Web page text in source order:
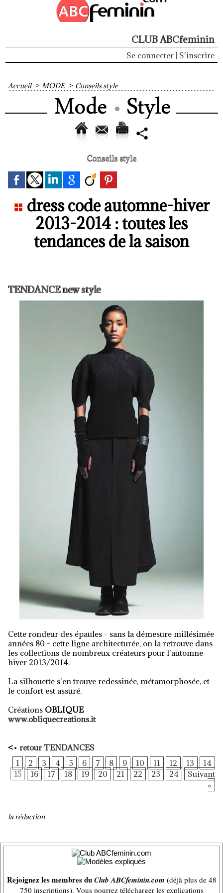
CLUB ABCfeminin
Se connecter S'inscrire
Accueil > MODE > Conseils style
Conseils style
dress code automne-hiver
2013-2014 : toutes les
tendances de la saison
TENDANCE new style
Cette rondeur des épaules - sans la démesure millésimée
années 80 - cette ligne architecturée, on la retrouve dans
les collections de nombreux créateurs pour l'automne-
hiver 2013/2014.
La silhouette s'en trouve redessinée, métamorphosée, et
le confort est assuré.
Créations OBLIQUE
www.obliquecreations.it
<• retour TENDANCES
1
2 3 4 5 6 7 8 9 10 11 12 13
14
15
16 17 18 19 20 21 22 23 24
Suivant
»
la rédaction
Rejoignez les membres duClub ABCfeminin.com (déjà plus de 48
750 inscriptions). Vous pourrez télécharger les explications